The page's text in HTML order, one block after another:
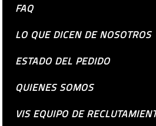
FAQ
LO QUE DICEN DE NOSOTROS
ESTADO DEL PEDIDO
QUIENES SOMOS
VIS EQUIPO DE